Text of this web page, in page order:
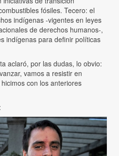
fósiles. Tecero: el
indígenas -vigentes en leyes
de derechos humanos-,
indígenas para definir políticas
aclaró, por las dudas, lo obvio:
vamos a resistir en
con los anteriores
: